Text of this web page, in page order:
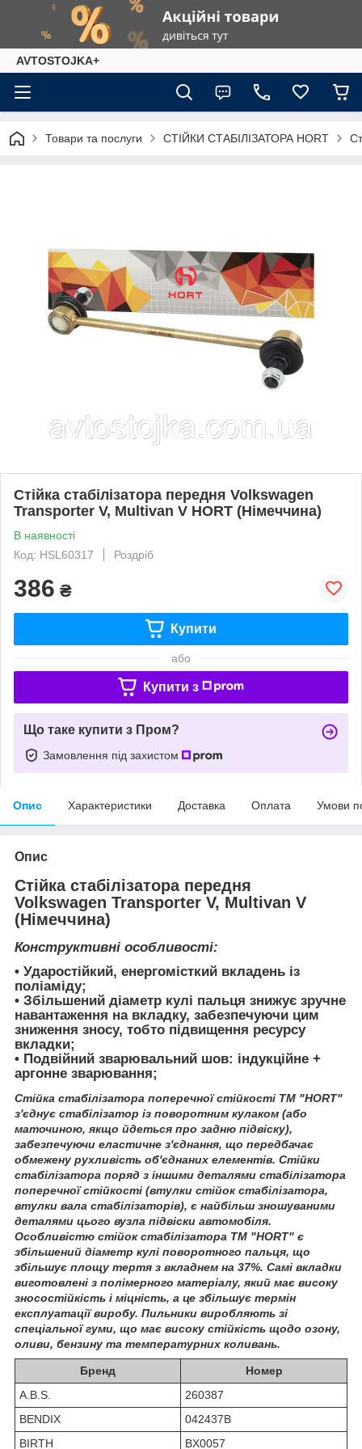
AVTOSTOJKA+
Товари та послуги СТІЙКИ СТАБІЛІЗАТОРА HORT
Стійка стабілізатора передня Volkswagen
Transporter V, Multivan V HORT (Німеччина)
В наявності
Код: HSL60317
Роздріб
386 ₴
Купити
або
Купити з
Що таке купити з Пром?
Замовлення під захистом
Опис Характеристики Доставка Оплата Умови
Опис
Стійка стабілізатора передня
Volkswagen Transporter V, Multivan V
(Німеччина)
Конструктивні особливості:
• Ударостійкий, енергомісткий вкладень із
поліаміду;
• Збільшений діаметр кулі пальця знижує зручне
навантаження на вкладку, забезпечуючи цим
зниження зносу, тобто підвищення ресурсу
вкладки;
• Подвійний зварювальний шов: індукційне +
аргонне зварювання;
Стійка стабілізатора поперечної стійкості TM "HORT"
з'єднує стабілізатор із поворотним кулаком (або
маточиною, якщо йдеться про задню підвіску),
забезпечуючи еластичне з'єднання, що передбачає
обмежену рухливість об'єднаних елементів. Стійки
стабілізатора поряд з іншими деталями стабілізатора
поперечної стійкості (втулки стійок стабілізатора,
втулки вала стабілізаторів), є найбільш зношуваними
деталями цього вузла підвіски автомобіля.
Особливістю стійок стабілізатора TM "HORT" є
збільшений діаметр кулі поворотного пальця, що
збільшує площу тертя з вкладнем на 37%. Самі вкладки
виготовлені з полімерного матеріалу, який має високу
зносостійкість і міцність, а це збільшує термін
експлуатації виробу. Пильники виробляють зі
спеціальної гуми, що має високу стійкість щодо озону,
оливи, бензину та температурних коливань.
Бренд
Номер
A.B.S.
260387
BENDIX
042437B
BIRTH
BX0057